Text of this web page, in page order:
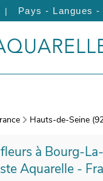
| Pays - Langues -
Hauts-de-Seine
à Bourg-
Aquarelle -